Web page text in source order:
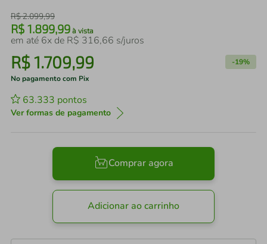
R$2.099,99
R$ 1.899,99 à vista
em até 6x de R$ 316,66 s/juros
R$1.709,99 -19%
No pagamento com Pix
63.333 pontos
Ver formas de pagamento
Comprar agora
Adicionar ao carrinho